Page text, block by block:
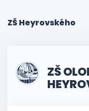
ZŠ Heyrovského
ZŠ